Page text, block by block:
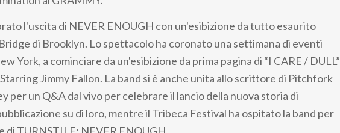
l'uscita di NEVER ENOUGH con un'esibizione da tutto esaurito
di Brooklyn. Lo spettacolo ha coronato una settimana di eventi
York, a cominciare da un'esibizione da prima pagina di “I CARE / DULL”
Jimmy Fallon. La band si è anche unita allo scrittore di Pitchfork
per un Q&A dal vivo per celebrare il lancio della nuova storia di
su di loro, mentre il Tribeca Festival ha ospitato la band per